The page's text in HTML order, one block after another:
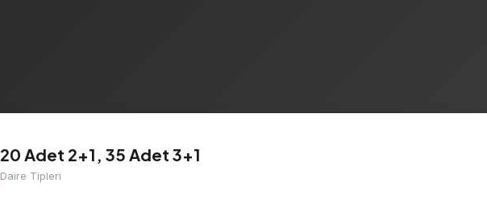
20 Adet 2+1, 35 Adet 3+1
Daire Tipleri